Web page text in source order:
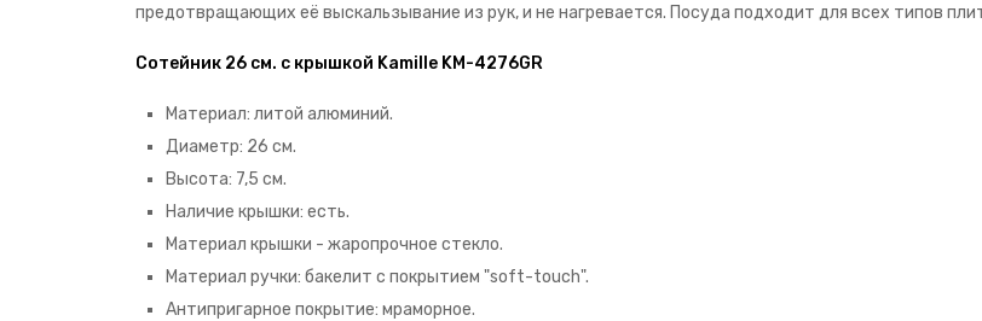
предотвращающих её выскальзывание из рук, и не нагревается. Посуда подходит для всех типов
Сотейник 26 см. с крышкой Kamille KM-4276GR
Материал: литой алюминий.
Диаметр: 26 см.
Высота: 7,5 см.
Наличие крышки: есть.
Материал крышки - жаропрочное стекло.
Материал ручки: бакелит с покрытием "soft-touch".
Антипригарное покрытие: мраморное.